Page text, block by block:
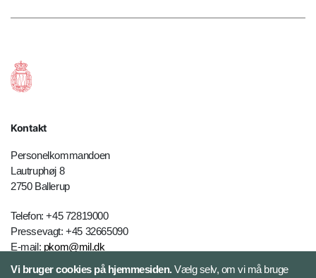
Kontakt
Personelkommandoen
Lautruphøj 8
2750 Ballerup
Telefon: +45 72819000
Pressevagt: +45 32665090
E-mail: pkom@mil.dk
Vi bruger cookies på hjemmesiden.Vælg selv, om vi må bruge